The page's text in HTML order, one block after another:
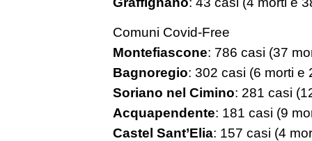
Comuni Covid-Free
Montefiascone: 786 casi (37
Bagnoregio: 302 casi (6 morti e
Soriano nel Cimino: 281 casi
Acquapendente: 181 casi (9
Castel Sant’Elia: 157 casi (4